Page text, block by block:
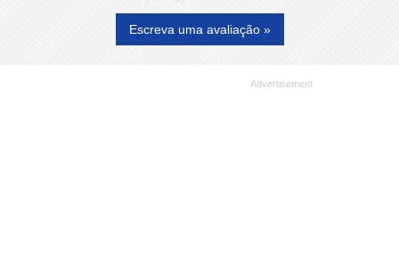
Escreva uma avaliação »